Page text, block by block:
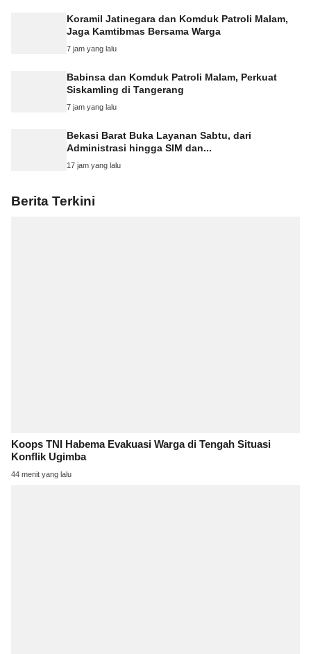
Koramil Jatinegara dan Komduk Patroli Malam,
Jaga Kamtibmas Bersama Warga
7 jam yang lalu
Babinsa dan Komduk Patroli Malam, Perkuat
Siskamling di Tangerang
7 jam yang lalu
Bekasi Barat Buka Layanan Sabtu, dari
Administrasi hingga SIM dan...
17 jam yang lalu
Berita Terkini
Koops TNI Habema Evakuasi Warga di Tengah Situasi
Konflik Ugimba
44 menit yang lalu